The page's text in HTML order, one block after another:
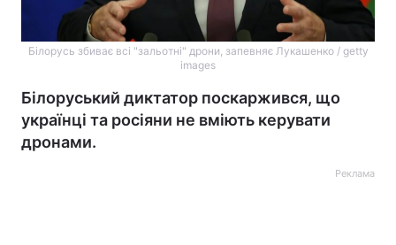
Білорусь збиває всі "зальотні" дрони, запевняє Лукашенко / getty
images
Білоруський диктатор поскаржився, що
українці та росіяни не вміють керувати
дронами.
Реклама